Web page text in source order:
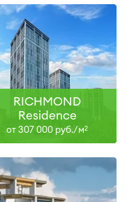
RICHMOND
Residence
от 307 000 руб./м2